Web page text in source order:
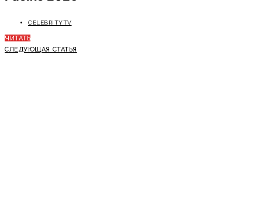
CELEBRITYTV
ЧИТАТЬ
СЛЕДУЮЩАЯ СТАТЬЯ